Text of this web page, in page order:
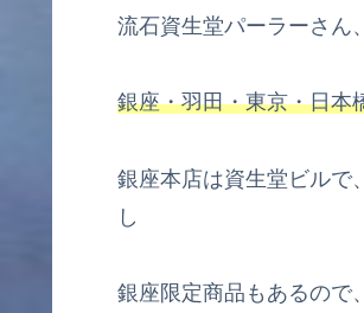
流石資生堂パーラーさん
銀座・羽田・東京・日本
銀座本店は資生堂ビルで
し
銀座限定商品もあるので